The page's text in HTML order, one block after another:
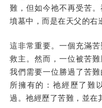
難，但如今祂不再受苦
墳墓中，而是在天父的右
這非常重要。一個充滿
救主。然而，一位被苦難
我們需要一位勝過了苦
所擁有的：祂經歷了難
過。祂經歷了苦難，並在